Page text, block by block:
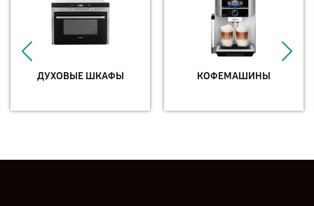
ДУХОВЫЕ ШКАФЫ КОФЕМАШИНЫ